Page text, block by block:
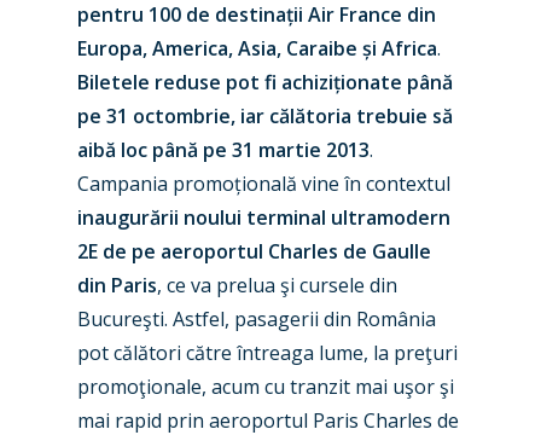
pentru 100 de destinații Air France din
Europa, America, Asia, Caraibe și Africa.
Biletele reduse pot fi achiziționate până
pe 31 octombrie, iar călătoria trebuie să
aibă loc până pe 31 martie 2013.
Campania promoțională vine în contextul
inaugurării noului terminal ultramodern
2E de pe aeroportul Charles de Gaulle
din Paris, ce va prelua şi cursele din
Bucureşti. Astfel, pasagerii din România
pot călători către întreaga lume, la preţuri
promoţionale, acum cu tranzit mai uşor şi
mai rapid prin aeroportul Paris Charles de